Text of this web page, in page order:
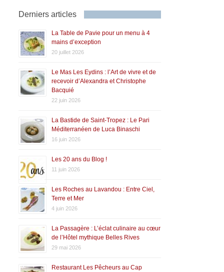
Derniers articles
La Table de Pavie pour un menu à 4
mains d’exception
20 juillet 2026
Le Mas Les Eydins : l’Art de vivre et de
recevoir d’Alexandra et Christophe
Bacquié
22 juin 2026
La Bastide de Saint-Tropez : Le Pari
Méditerranéen de Luca Binaschi
16 juin 2026
Les 20 ans du Blog !
11 juin 2026
Les Roches au Lavandou : Entre Ciel,
Terre et Mer
4 juin 2026
La Passagère : L’éclat culinaire au cœur
de l’Hôtel mythique Belles Rives
29 mai 2026
Restaurant Les Pêcheurs au Cap